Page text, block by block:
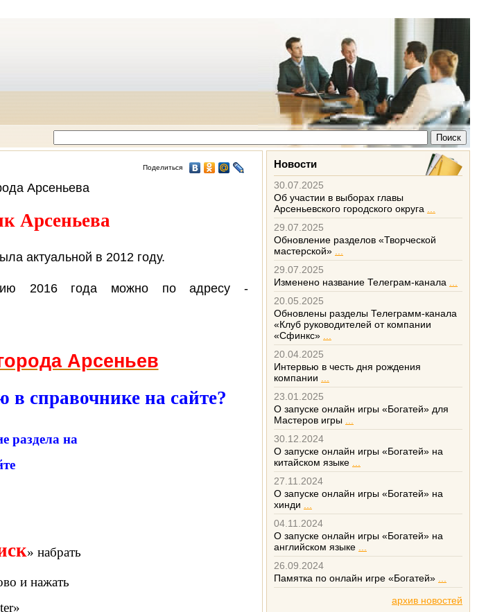
Поделиться
Арсеньева
Арсеньева
актуальной в 2012 году.
2016 года можно по адресу -
Арсеньев
справочнике на сайте?
раздела на
» набрать
и нажать
Новости
30.07.2025
Об участии в выборах главы
Арсеньевского городского округа
29.07.2025
Обновление разделов «Творческой
мастерской»
29.07.2025
Изменено название Телеграм-канала
20.05.2025
Обновлены разделы Телеграмм-канала
«Клуб руководителей от компании
«Сфинкс»
20.04.2025
Интервью в честь дня рождения
компании
23.01.2025
О запуске онлайн игры «Богатей» для
Мастеров игры
30.12.2024
О запуске онлайн игры «Богатей» на
китайском языке
27.11.2024
О запуске онлайн игры «Богатей» на
хинди
04.11.2024
О запуске онлайн игры «Богатей» на
английском языке
26.09.2024
Памятка по онлайн игре «Богатей»
архив новостей